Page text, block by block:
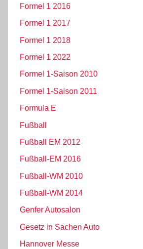
Formel 1 2016
Formel 1 2017
Formel 1 2018
Formel 1 2022
Formel 1-Saison 2010
Formel 1-Saison 2011
Formula E
Fußball
Fußball EM 2012
Fußball-EM 2016
Fußball-WM 2010
Fußball-WM 2014
Genfer Autosalon
Gesetz in Sachen Auto
Hannover Messe